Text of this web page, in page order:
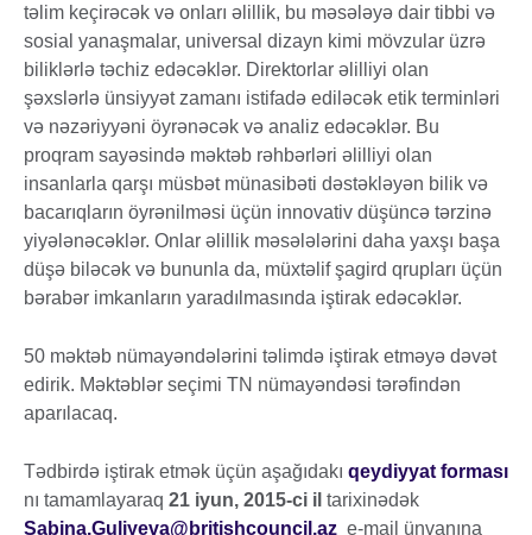
təlim keçirəcək və onları əlillik, bu məsələyə dair tibbi və
sosial yanaşmalar, universal dizayn kimi mövzular üzrə
biliklərlə təchiz edəcəklər. Direktorlar əlilliyi olan
şəxslərlə ünsiyyət zamanı istifadə ediləcək etik terminləri
və nəzəriyyəni öyrənəcək və analiz edəcəklər. Bu
proqram sayəsində məktəb rəhbərləri əlilliyi olan
insanlarla qarşı müsbət münasibəti dəstəkləyən bilik və
bacarıqların öyrənilməsi üçün innovativ düşüncə tərzinə
yiyələnəcəklər. Onlar əlillik məsələlərini daha yaxşı başa
düşə biləcək və bununla da, müxtəlif şagird qrupları üçün
bərabər imkanların yaradılmasında iştirak edəcəklər.
50 məktəb nümayəndələrini təlimdə iştirak etməyə dəvət
edirik. Məktəblər seçimi TN nümayəndəsi tərəfindən
aparılacaq.
Tədbirdə iştirak etmək üçün aşağıdakı qeydiyyat forması
nı tamamlayaraq 21 iyun, 2015-ci il tarixinədək
Sabina.Guliyeva@britishcouncil.az e-mail ünvanına